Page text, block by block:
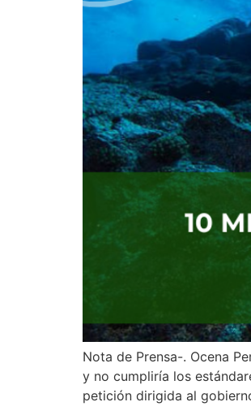
Nota de Prensa-. Ocena
y no cumpliría los
petición dirigida al